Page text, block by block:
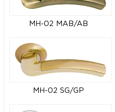
MH-02 MAB/AB
MH-02 SG/GP